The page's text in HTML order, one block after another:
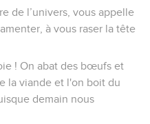
de l’univers, vous appelle
à vous raser la tête
! On abat des bœufs et
la viande et l'on boit du
demain nous